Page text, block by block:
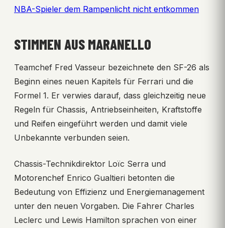
NBA-Spieler dem Rampenlicht nicht entkommen
STIMMEN AUS MARANELLO
Teamchef Fred Vasseur bezeichnete den SF-26 als
Beginn eines neuen Kapitels für Ferrari und die
Formel 1. Er verwies darauf, dass gleichzeitig neue
Regeln für Chassis, Antriebseinheiten, Kraftstoffe
und Reifen eingeführt werden und damit viele
Unbekannte verbunden seien.
Chassis-Technikdirektor Loïc Serra und
Motorenchef Enrico Gualtieri betonten die
Bedeutung von Effizienz und Energiemanagement
unter den neuen Vorgaben. Die Fahrer Charles
Leclerc und Lewis Hamilton sprachen von einer